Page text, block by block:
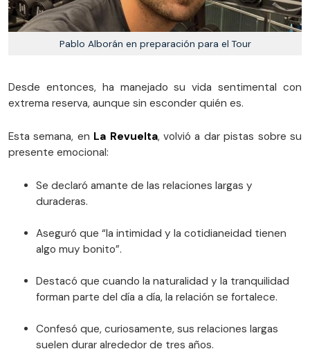
Pablo Alborán en preparación para el Tour
Desde entonces, ha manejado su vida sentimental con
extrema reserva, aunque sin esconder quién es.
Esta semana, en La Revuelta, volvió a dar pistas sobre su
presente emocional:
Se declaró amante de las relaciones largas y
duraderas.
Aseguró que “la intimidad y la cotidianeidad tienen
algo muy bonito”.
Destacó que cuando la naturalidad y la tranquilidad
forman parte del día a día, la relación se fortalece.
Confesó que, curiosamente, sus relaciones largas
suelen durar alrededor de tres años.